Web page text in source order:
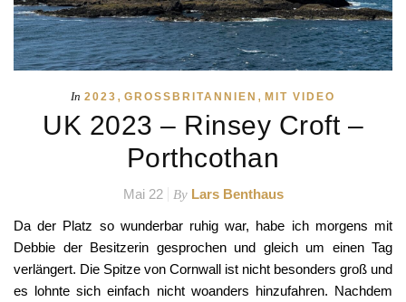
In 2023 , GROSSBRITANNIEN , MIT VIDEO
UK 2023 – Rinsey Croft –
Porthcothan
Mai 22 By Lars Benthaus
Da der Platz so wunderbar ruhig war, habe ich morgens mit
Debbie der Besitzerin gesprochen und gleich um einen Tag
verlängert. Die Spitze von Cornwall ist nicht besonders groß und
es lohnte sich einfach nicht woanders hinzufahren. Nachdem